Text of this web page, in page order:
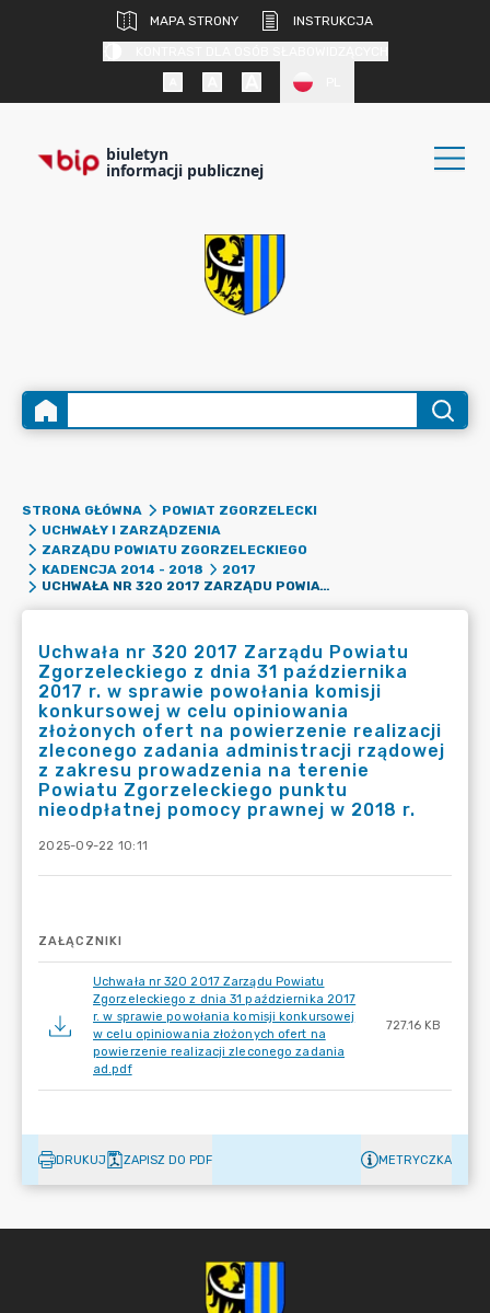
MAPA STRONY
INSTRUKCJA
biuletyn
informacji publicznej
STRONA GŁÓWNA
POWIAT ZGORZELECKI
UCHWAŁY I ZARZĄDZENIA
ZARZĄDU POWIATU ZGORZELECKIEGO
KADENCJA 2014 - 2018
2017
UCHWAŁA NR 320 2017 ZARZĄDU POWIATU ZGORZELECKIEGO Z DNIA 31 PAŹDZIERNIKA 2017 R. W SPRAWIE POWOŁANIA KOMISJI KONKURSOWEJ W CELU OPINIOWANIA ZŁOŻONYCH OFERT NA POWIERZENIE REALIZACJI ZLECONEGO ZADANIA ADMINISTRACJI RZĄDOWEJ Z ZAKRESU PROWADZENIA NA TERENIE POWIATU ZGORZELECKIEGO PUNKTU NIEODPŁATNEJ POMOCY PRAWNEJ W 2018 R.
Uchwała nr 320 2017 Zarządu Powiatu
Zgorzeleckiego z dnia 31 października
2017 r. w sprawie powołania komisji
konkursowej w celu opiniowania
złożonych ofert na powierzenie realizacji
zleconego zadania administracji rządowej
z zakresu prowadzenia na terenie
Powiatu Zgorzeleckiego punktu
nieodpłatnej pomocy prawnej w 2018 r.
2025-09-22 10:11
ZAŁĄCZNIKI
Uchwała nr 320 2017 Zarządu Powiatu
Zgorzeleckiego z dnia 31 października 2017
r. w sprawie powołania komisji konkursowej
w celu opiniowania złożonych ofert na
powierzenie realizacji zleconego zadania
ad.pdf
727.16 KB
DRUKUJ ZAPISZ DO PDF METRYCZKA